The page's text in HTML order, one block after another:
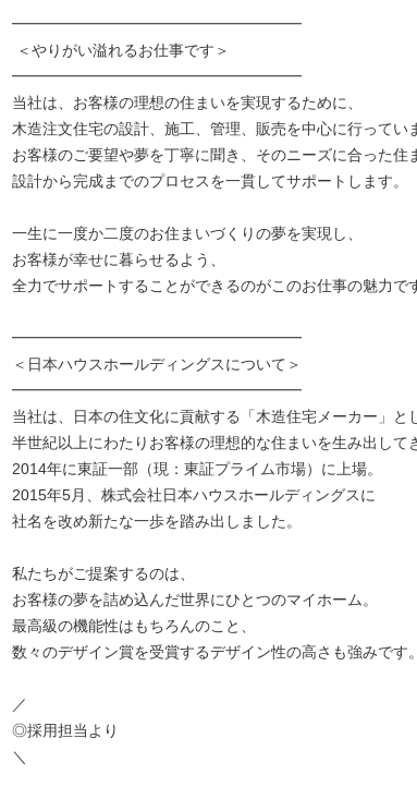
━━━━━━━━━━━━━━━━━━━
━━━━━━━━━━━━━━━━━━━
当社は、お客様の理想の住まいを実現するために、
木造注文住宅の設計、施工、管理、販売を中心に行ってい
お客様のご要望や夢を丁寧に聞き、そのニーズに合った住
設計から完成までのプロセスを一貫してサポートします。
一生に一度か二度のお住まいづくりの夢を実現し、
お客様が幸せに暮らせるよう、
全力でサポートすることができるのがこのお仕事の魅力で
━━━━━━━━━━━━━━━━━━━
＜日本ハウスホールディングスについて＞
━━━━━━━━━━━━━━━━━━━
当社は、日本の住文化に貢献する「木造住宅メーカー」と
半世紀以上にわたりお客様の理想的な住まいを生み出して
2014年に東証一部（現：東証プライム市場）に上場。
2015年5月、株式会社日本ハウスホールディングスに
社名を改め新たな一歩を踏み出しました。
私たちがご提案するのは、
お客様の夢を詰め込んだ世界にひとつのマイホーム。
最高級の機能性はもちろんのこと、
数々のデザイン賞を受賞するデザイン性の高さも強みです。
／
◎採用担当より
＼